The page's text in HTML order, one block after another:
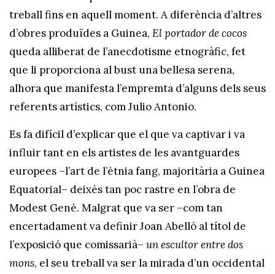
treball fins en aquell moment. A diferència d’altres
d’obres produïdes a Guinea, El portador de cocos
queda alliberat de l’anecdotisme etnogràfic, fet
que li proporciona al bust una bellesa serena,
alhora que manifesta l’empremta d’alguns dels seus
referents artístics, com Julio Antonio.
Es fa difícil d’explicar que el que va captivar i va
influir tant en els artistes de les avantguardes
europees –l’art de l’ètnia fang, majoritària a Guinea
Equatorial– deixés tan poc rastre en l’obra de
Modest Gené. Malgrat que va ser –com tan
encertadament va definir Joan Abelló al títol de
l’exposició que comissarià– un escultor entre dos
mons, el seu treball va ser la mirada d’un occidental